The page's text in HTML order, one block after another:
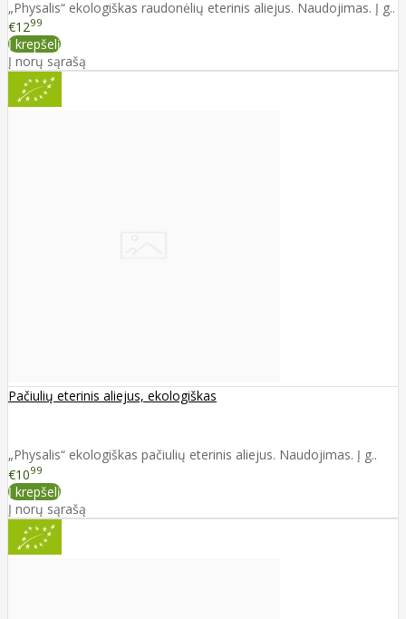
„Physalis“ ekologiškas raudonėlių eterinis aliejus. Naudojimas. Į g..
€1299
Į krepšelį
Į norų sąrašą
Pačiulių eterinis aliejus, ekologiškas
„Physalis“ ekologiškas pačiulių eterinis aliejus. Naudojimas. Į g..
€1099
Į krepšelį
Į norų sąrašą